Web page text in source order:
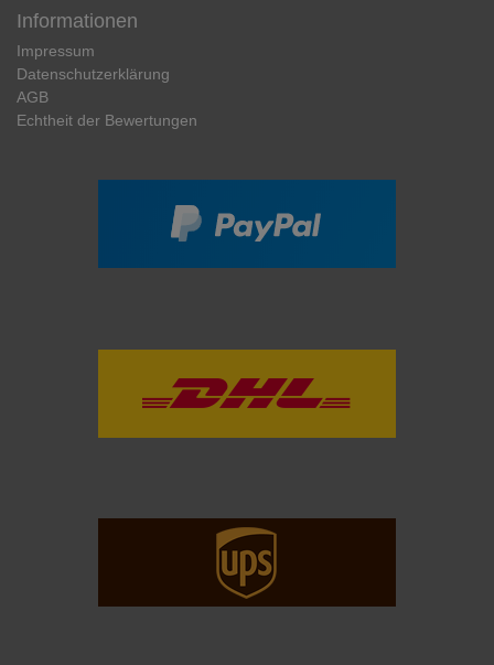
Informationen
Impressum
Daten­schutz­erklärung
AGB
Echtheit der Bewertungen